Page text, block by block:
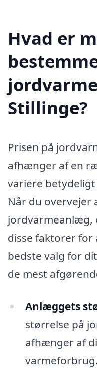
Hvad er
Stillinge?
Prisen på
afhænger af en
variere
Når du overvejer
jordvarmeanlæg,
disse faktorer
bedste valg for
de mest
Anlæggets
størrelse på
afhænger af